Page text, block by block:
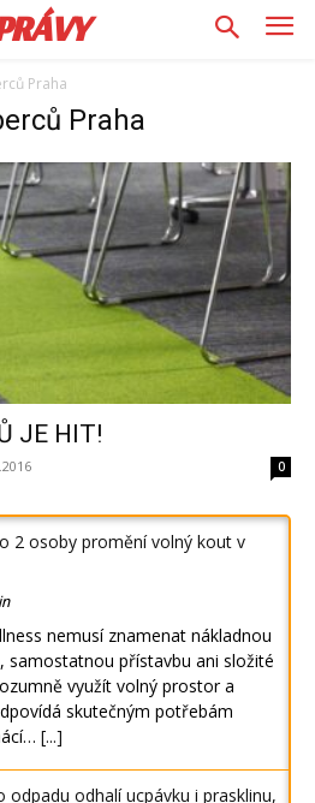
Praha
Praha
JE HIT!
0
2 osoby promění volný kout v
nemusí znamenat nákladnou
samostatnou přístavbu ani složité
využít volný prostor a
skutečným potřebám
[...]
odpadu odhalí ucpávku i prasklinu,